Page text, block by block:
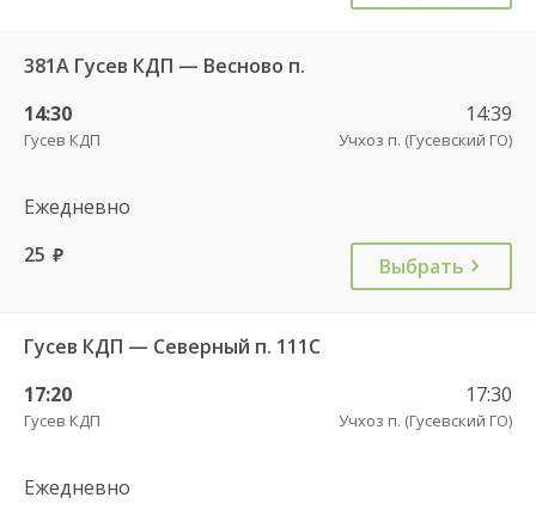
381А Гусев КДП — Весново п.
14:30
Гусев КДП
14:39
Учхоз п. (Гусевский ГО)
Ежедневно
25 руб. Выбрать
Гусев КДП — Северный п. 111С
17:20
Гусев КДП
17:30
Учхоз п. (Гусевский ГО)
Ежедневно